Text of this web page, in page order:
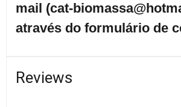
mail (cat-
através do formulário de
Reviews